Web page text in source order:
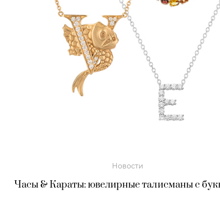
Новости
Часы & Караты: ювелирные талисманы с